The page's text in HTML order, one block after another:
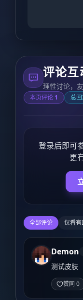
评论互
理性讨论，
本页评论 1 总
登录后即可
更
全部评论 仅看有
Demon
测试皮肤
赞同 0